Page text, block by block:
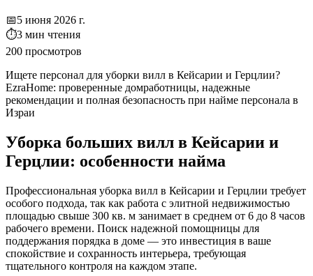
📅5 июня 2026 г.
⏱3 мин чтения
200 просмотров
Ищете персонал для уборки вилл в Кейсарии и Герцлии?
EzraHome: проверенные домработницы, надежные
рекомендации и полная безопасность при найме персонала в
Израи
Уборка больших вилл в Кейсарии и
Герцлии: особенности найма
Профессиональная уборка вилл в Кейсарии и Герцлии требует
особого подхода, так как работа с элитной недвижимостью
площадью свыше 300 кв. м занимает в среднем от 6 до 8 часов
рабочего времени. Поиск надежной помощницы для
поддержания порядка в доме — это инвестиция в ваше
спокойствие и сохранность интерьера, требующая
тщательного контроля на каждом этапе.